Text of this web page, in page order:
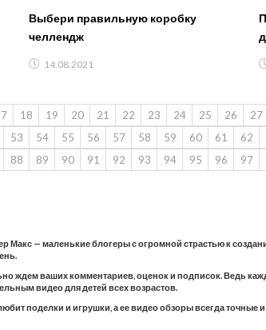
Выбери правильную коробку
челлендж
14.08.2021
18 19 20 21 22 23 24 25 26 27
53 54 55 56 57 58 59 60 61 62
88 89 90 91 92 93 94 95 96 97
Макс — маленькие блогеры с огромной страстью к
ждем ваших комментариев, оценок и подписок. Ведь
видео для детей всех возрастов.
поделки и игрушки, а ее видео обзоры всегда